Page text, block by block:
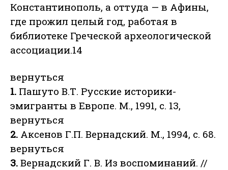
Константинополь, а оттуда — в Афины,
где прожил целый год, работая в
библиотеке Греческой археологической
ассоциации.14
вернуться
1. Пашуто В.Т. Русские историки-
эмигранты в Европе. М., 1991, с. 13,
вернуться
2. Аксенов Г.П. Вернадский. М., 1994, с. 68.
вернуться
3. Вернадский Г. В. Из воспоминаний. //